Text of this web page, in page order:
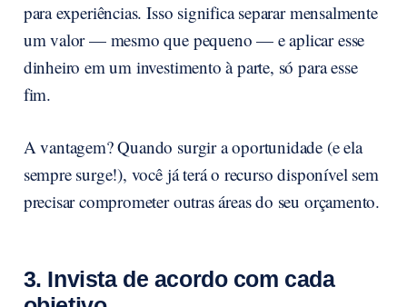
para experiências. Isso significa separar mensalmente
um valor — mesmo que pequeno — e aplicar esse
dinheiro em um investimento à parte, só para esse
fim.
A vantagem? Quando surgir a oportunidade (e ela
sempre surge!), você já terá o recurso disponível sem
precisar comprometer outras áreas do seu orçamento.
3. Invista de acordo com cada